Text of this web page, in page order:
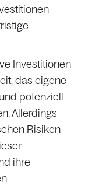
Investitionen
das eigene
potenziell
Allerdings
Risiken
ihre